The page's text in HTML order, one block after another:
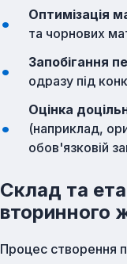
Оптимізація
та чорнових
Запобігання
одразу під
Оцінка
(наприклад,
обов'язковій
Склад та
вторинного
Процес створення